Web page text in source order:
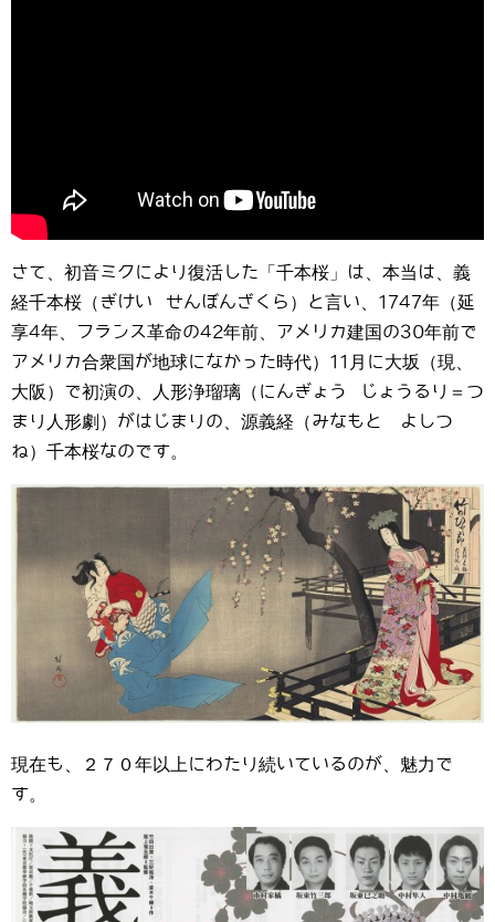
さて、初音ミクにより復活した「千本桜」は、本当は、義
経千本桜（ぎけい せんぼんざくら）と言い、1747年（延
享4年、フランス革命の42年前、アメリカ建国の30年前で
アメリカ合衆国が地球になかった時代）11月に大坂（現、
大阪）で初演の、人形浄瑠璃（にんぎょう じょうるり＝つ
まり人形劇）がはじまりの、源義経（みなもと よしつ
ね）千本桜なのです。
現在も、２７０年以上にわたり続いているのが、魅力で
す。